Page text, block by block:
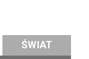
ŚWIAT